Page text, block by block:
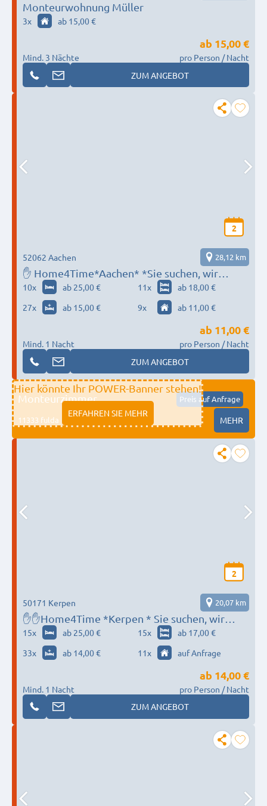
Monteurwohnung Müller
3x ab 15,00 €
Mind. 3 Nächte
ab 15,00 €
pro Person / Nacht
ZUM ANGEBOT
2
✋ Home4Time*Aachen* *Sie suchen, wir
finden✋
52062 Aachen 28,12 km
10x ab 25,00 € 11x
ab 18,00 €
27x ab 15,00 € 9x ab 11,00 €
Mind. 1 Nacht
ab 11,00 €
pro Person / Nacht
ZUM ANGEBOT
Hier könnte Ihr POWER-Banner stehen!
ERFAHREN SIE MEHR
Monteurzimmer Preis auf Anfrage
11333 fulda MEHR
2
✋✋Home4Time *Kerpen * Sie suchen, wir
finden ✋✋
50171 Kerpen 20,07 km
15x ab 25,00 € 15x
ab 17,00 €
33x ab 14,00 € 11x auf Anfrage
Mind. 1 Nacht
ab 14,00 €
pro Person / Nacht
ZUM ANGEBOT